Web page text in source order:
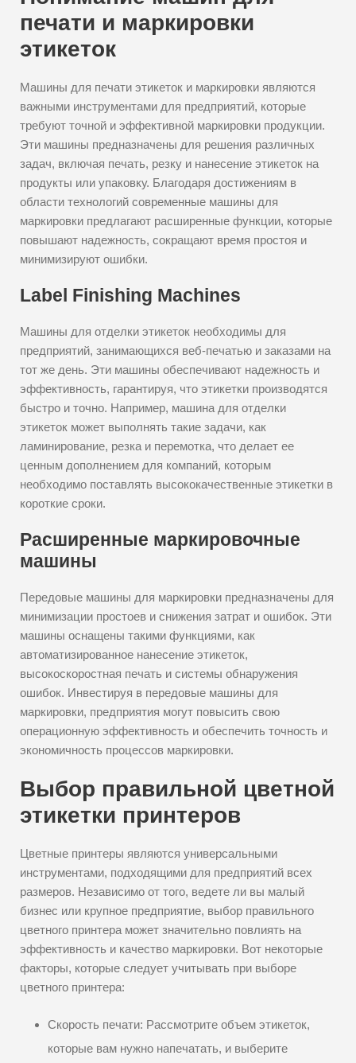
печати и маркировки
этикеток
Машины для печати этикеток и маркировки являются
важными инструментами для предприятий, которые
требуют точной и эффективной маркировки продукции.
Эти машины предназначены для решения различных
задач, включая печать, резку и нанесение этикеток на
продукты или упаковку. Благодаря достижениям в
области технологий современные машины для
маркировки предлагают расширенные функции, которые
повышают надежность, сокращают время простоя и
минимизируют ошибки.
Label Finishing Machines
Машины для отделки этикеток необходимы для
предприятий, занимающихся веб-печатью и заказами на
тот же день. Эти машины обеспечивают надежность и
эффективность, гарантируя, что этикетки производятся
быстро и точно. Например, машина для отделки
этикеток может выполнять такие задачи, как
ламинирование, резка и перемотка, что делает ее
ценным дополнением для компаний, которым
необходимо поставлять высококачественные этикетки в
короткие сроки.
Расширенные маркировочные
машины
Передовые машины для маркировки предназначены для
минимизации простоев и снижения затрат и ошибок. Эти
машины оснащены такими функциями, как
автоматизированное нанесение этикеток,
высокоскоростная печать и системы обнаружения
ошибок. Инвестируя в передовые машины для
маркировки, предприятия могут повысить свою
операционную эффективность и обеспечить точность и
экономичность процессов маркировки.
Выбор правильной цветной
этикетки принтеров
Цветные принтеры являются универсальными
инструментами, подходящими для предприятий всех
размеров. Независимо от того, ведете ли вы малый
бизнес или крупное предприятие, выбор правильного
цветного принтера может значительно повлиять на
эффективность и качество маркировки. Вот некоторые
факторы, которые следует учитывать при выборе
цветного принтера:
Скорость печати: Рассмотрите объем этикеток,
которые вам нужно напечатать, и выберите